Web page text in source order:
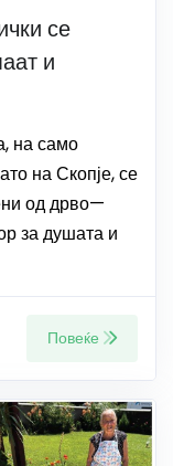
се
и
на само
на Скопје, се
од дрво—
за душата и
Повеќе